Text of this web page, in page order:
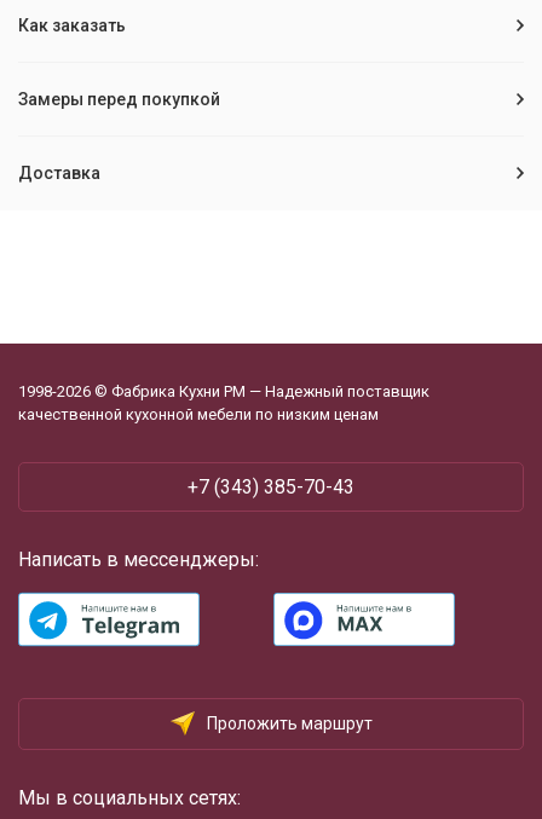
Как заказать
Замеры перед покупкой
Доставка
1998-2026 © Фабрика Кухни РМ — Надежный поставщик
качественной кухонной мебели по низким ценам
+7 (343) 385-70-43
Написать в мессенджеры:
Проложить маршрут
Мы в социальных сетях: